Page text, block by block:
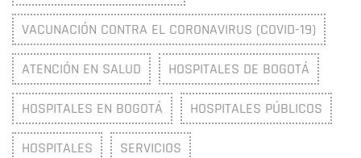
VACUNACIÓN CONTRA EL CORONAVIRUS (COVID-19)
ATENCIÓN EN SALUD HOSPITALES DE BOGOTÁ
HOSPITALES EN BOGOTÁ HOSPITALES PÚBLICOS
HOSPITALES SERVICIOS